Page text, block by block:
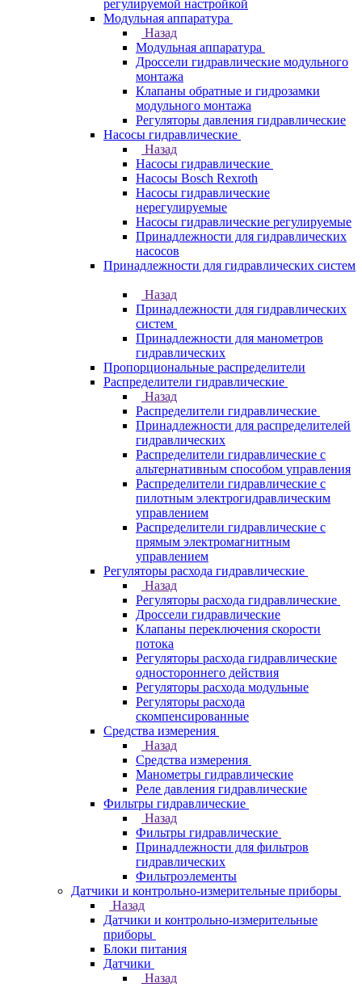
регулируемой настройкой
Модульная аппаратура
Назад
Модульная аппаратура
Дроссели гидравлические модульного
монтажа
Клапаны обратные и гидрозамки
модульного монтажа
Регуляторы давления гидравлические
Насосы гидравлические
Назад
Насосы гидравлические
Насосы Bosch Rexroth
Насосы гидравлические
нерегулируемые
Насосы гидравлические регулируемые
Принадлежности для гидравлических
насосов
Принадлежности для гидравлических систем
Назад
Принадлежности для гидравлических
систем
Принадлежности для манометров
гидравлических
Пропорциональные распределители
Распределители гидравлические
Назад
Распределители гидравлические
Принадлежности для распределителей
гидравлических
Распределители гидравлические с
альтернативным способом управления
Распределители гидравлические с
пилотным электрогидравлическим
управлением
Распределители гидравлические с
прямым электромагнитным
управлением
Регуляторы расхода гидравлические
Назад
Регуляторы расхода гидравлические
Дроссели гидравлические
Клапаны переключения скорости
потока
Регуляторы расхода гидравлические
одностороннего действия
Регуляторы расхода модульные
Регуляторы расхода
скомпенсированные
Средства измерения
Назад
Средства измерения
Манометры гидравлические
Реле давления гидравлические
Фильтры гидравлические
Назад
Фильтры гидравлические
Принадлежности для фильтров
гидравлических
Фильтроэлементы
Датчики и контрольно-измерительные приборы
Назад
Датчики и контрольно-измерительные
приборы
Блоки питания
Датчики
Назад